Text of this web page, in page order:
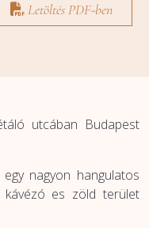
Letöltés PDF-ben
utcában Budapest
nagyon hangulatos
es zöld terület